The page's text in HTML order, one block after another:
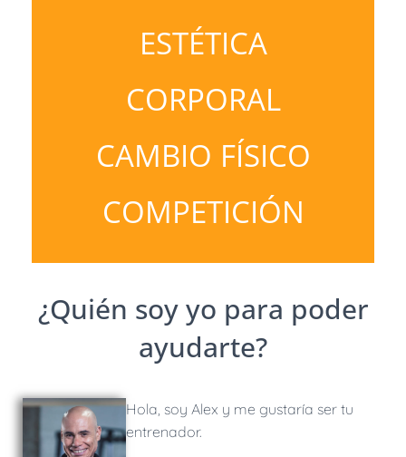
ESTÉTICA
CORPORAL
CAMBIO FÍSICO
COMPETICIÓN
¿Quién soy yo para poder
ayudarte?
Hola, soy Alex y me gustaría ser tu
entrenador.